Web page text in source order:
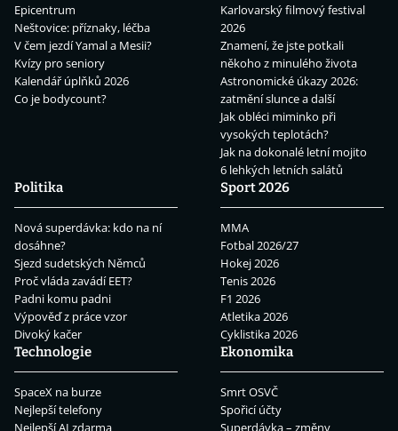
Epicentrum
Neštovice: příznaky, léčba
V čem jezdí Yamal a Mesii?
Kvízy pro seniory
Kalendář úplňků 2026
Co je bodycount?
Karlovarský filmový festival
2026
Znamení, že jste potkali
někoho z minulého života
Astronomické úkazy 2026:
zatmění slunce a další
Jak obléci miminko při
vysokých teplotách?
Jak na dokonalé letní mojito
6 lehkých letních salátů
Politika
Nová superdávka: kdo na ní
dosáhne?
Sjezd sudetských Němců
Proč vláda zavádí EET?
Padni komu padni
Výpověď z práce vzor
Divoký kačer
Sport 2026
MMA
Fotbal 2026/27
Hokej 2026
Tenis 2026
F1 2026
Atletika 2026
Cyklistika 2026
Technologie
SpaceX na burze
Nejlepší telefony
Nejlepší AI zdarma
Ekonomika
Smrt OSVČ
Spořicí účty
Superdávka – změny